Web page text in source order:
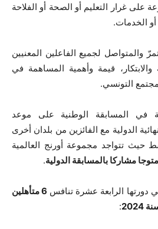
على غرار التعليم أو الصحة أو الفلاحة
أو الخدمات.
والمتواصل لجميع الفاعلين المعنيين
والابتكار، قيمة وأهمية المساهمة في
التونسي.
في المسابقة الوطنية على موعد
الدولية مع الفائزين من بلدان أخرى
حيث تتواجد مجموعة أورنج العالمية
.
دورتها الرابعة عشرة تنافس
6 متأهلين
: